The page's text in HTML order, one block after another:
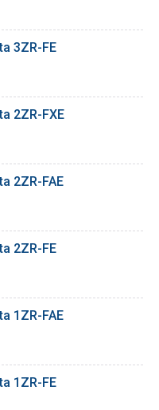
3ZR-FE
2ZR-FXE
2ZR-FAE
2ZR-FE
1ZR-FAE
1ZR-FE